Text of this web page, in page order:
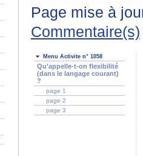
Page mise à
Commentaire(s)
Menu Activite n° 1058
Qu'appelle-t-on flexibilité
(dans le langage courant)
?
page 1
page 2
page 3